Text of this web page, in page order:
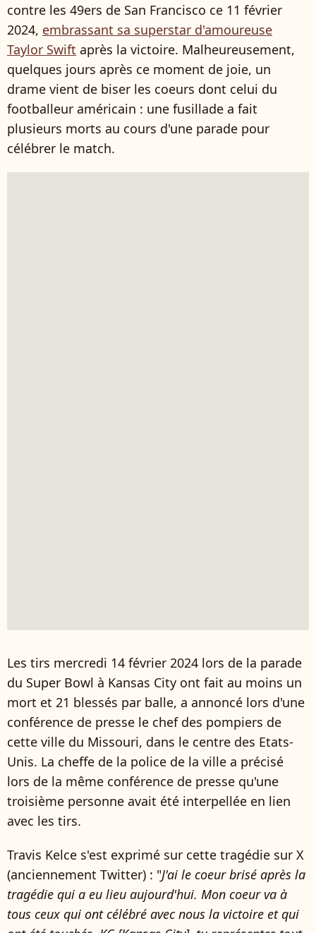
contre les 49ers de San Francisco ce 11 février
2024, embrassant sa superstar d'amoureuse
Taylor Swift après la victoire. Malheureusement,
quelques jours après ce moment de joie, un
drame vient de biser les coeurs dont celui du
footballeur américain : une fusillade a fait
plusieurs morts au cours d'une parade pour
célébrer le match.
Les tirs mercredi 14 février 2024 lors de la parade
du Super Bowl à Kansas City ont fait au moins un
mort et 21 blessés par balle, a annoncé lors d'une
conférence de presse le chef des pompiers de
cette ville du Missouri, dans le centre des Etats-
Unis. La cheffe de la police de la ville a précisé
lors de la même conférence de presse qu'une
troisième personne avait été interpellée en lien
avec les tirs.
Travis Kelce s'est exprimé sur cette tragédie sur X
(anciennement Twitter) : "J'ai le coeur brisé après la
tragédie qui a eu lieu aujourd'hui. Mon coeur va à
tous ceux qui ont célébré avec nous la victoire et qui